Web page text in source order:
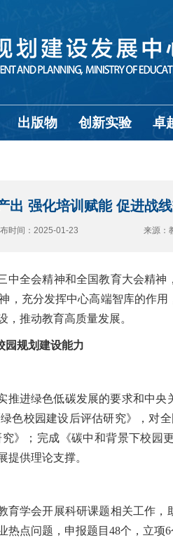
出版物 创新实验 卓
出 强化培训赋能 促进战
布时间：2025-01-23 来源：教育
中全会精神和全国教育大会精
，充分发挥中心高端智库的作
推动教育高质量发展。
园规划建设能力
推进绿色低碳发展的要求和中
色校园建设后评估研究》，对
》；完成《碳中和背景下校园
提供理论支撑。
学会开展科研课题相关工作
点问题，申报题目48个，立项6